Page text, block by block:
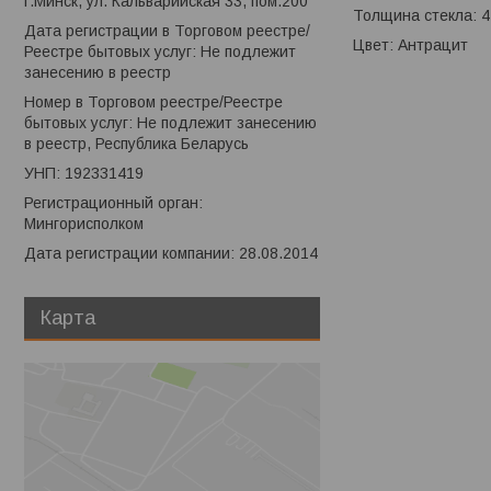
Толщина стекла:
Цвет: Антрацит
Дата регистрации в Торговом реестре/
Реестре бытовых услуг: Не подлежит
занесению в реестр
Номер в Торговом реестре/Реестре
бытовых услуг: Не подлежит занесению
в реестр, Республика Беларусь
УНП: 192331419
Регистрационный орган:
Мингорисполком
Дата регистрации компании: 28.08.2014
Карта